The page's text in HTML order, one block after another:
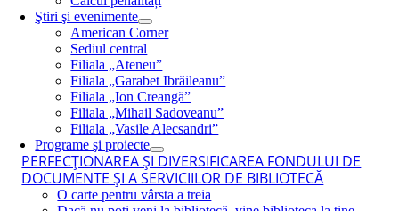
Ştiri şi evenimente
American Corner
Sediul central
Filiala „Ateneu”
Filiala „Garabet Ibrăileanu”
Filiala „Ion Creangă”
Filiala „Mihail Sadoveanu”
Filiala „Vasile Alecsandri”
Programe şi proiecte
PERFECŢIONAREA ŞI DIVERSIFICAREA FONDULUI DE
DOCUMENTE ŞI A SERVICIILOR DE BIBLIOTECĂ
O carte pentru vârsta a treia